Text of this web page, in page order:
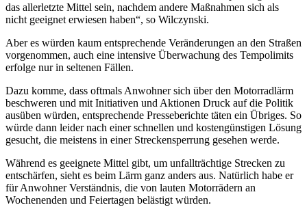
das allerletzte Mittel sein, nachdem andere Maßnahmen sich als
nicht geeignet erwiesen haben“, so Wilczynski.
Aber es würden kaum entsprechende Veränderungen an den Straßen
vorgenommen, auch eine intensive Überwachung des Tempolimits
erfolge nur in seltenen Fällen.
Dazu komme, dass oftmals Anwohner sich über den Motorradlärm
beschweren und mit Initiativen und Aktionen Druck auf die Politik
ausüben würden, entsprechende Presseberichte täten ein Übriges. So
würde dann leider nach einer schnellen und kostengünstigen Lösung
gesucht, die meistens in einer Streckensperrung gesehen werde.
Während es geeignete Mittel gibt, um unfallträchtige Strecken zu
entschärfen, sieht es beim Lärm ganz anders aus. Natürlich habe er
für Anwohner Verständnis, die von lauten Motorrädern an
Wochenenden und Feiertagen belästigt würden.